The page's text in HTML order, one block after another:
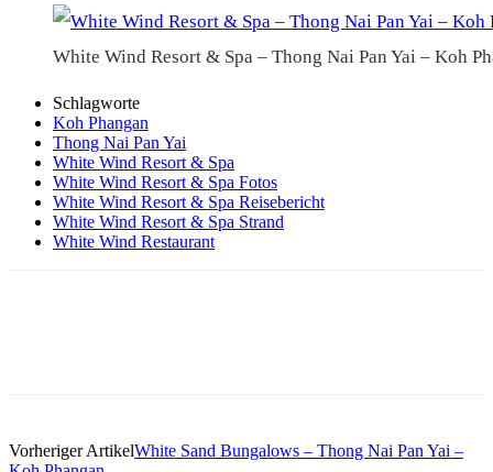
White Wind Resort & Spa – Thong Nai Pan Yai – Koh
Schlagworte
Koh Phangan
Thong Nai Pan Yai
White Wind Resort & Spa
White Wind Resort & Spa Fotos
White Wind Resort & Spa Reisebericht
White Wind Resort & Spa Strand
White Wind Restaurant
Vorheriger ArtikelWhite Sand Bungalows – Thong Nai Pan Yai –